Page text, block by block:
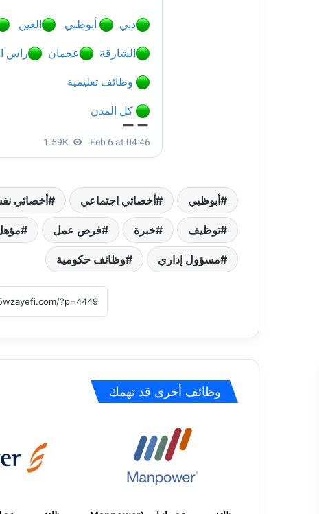
أبوظبي أخصائي اجتماعي أخصائي
توظيف خبرة فرص عمل
مسؤول إداري وظائف حكومية
وظائف أخرى قد تهمك